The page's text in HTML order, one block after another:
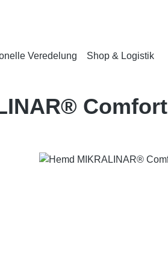
Veredelung Shop & Logistik
Comfort